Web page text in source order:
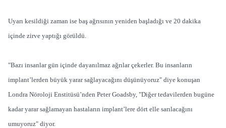
Uyarı kesildiği zaman ise baş ağrısının yeniden başladığı ve 20 dakika
içinde zirve yaptığı görüldü.
"Bazı insanlar gün içinde dayanılmaz ağrılar çekerler. Bu insanların
implant’lerden büyük yarar sağlayacağını düşünüyoruz" diye konuşan
Londra Nöroloji Enstitüsü’nden Peter Goadsby, "Diğer tedavilerden bugüne
kadar yarar sağlamayan hastaların implant’lere dört elle sarılacağını
umuyoruz" diyor.